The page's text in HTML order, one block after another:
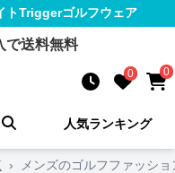
トTriggerゴルフウェア
で送料無料
0 0
人気ランキング
› メンズのゴルフファッシ